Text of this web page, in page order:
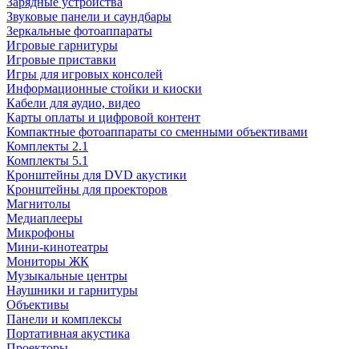
Звуковые панели и саундбары
Зеркальные фотоаппараты
Игровые гарнитуры
Игровые приставки
Игры для игровых консолей
Информационные стойки и киоски
Кабели для аудио, видео
Карты оплаты и цифровой контент
Компактные фотоаппараты со сменными объективами
Комплекты 2.1
Комплекты 5.1
Кронштейны для DVD акустики
Кронштейны для проекторов
Магнитолы
Медиаплееры
Микрофоны
Мини-кинотеатры
Мониторы ЖК
Музыкальные центры
Наушники и гарнитуры
Объективы
Панели и комплексы
Портативная акустика